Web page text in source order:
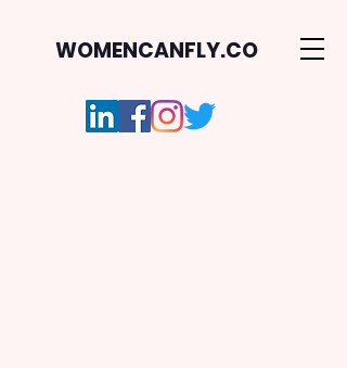
WOMENCANFLY.CO